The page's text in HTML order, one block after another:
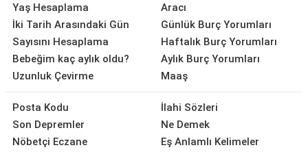
Yaş Hesaplama
İki Tarih Arasındaki Gün
Sayısını Hesaplama
Bebeğim kaç aylık oldu?
Uzunluk Çevirme
Aracı
Günlük Burç Yorumları
Haftalık Burç Yorumları
Aylık Burç Yorumları
Maaş
Posta Kodu
Son Depremler
Nöbetçi Eczane
İlahi Sözleri
Ne Demek
Eş Anlamlı Kelimeler